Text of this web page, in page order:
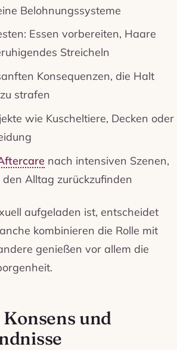
Belohnungssysteme
Essen vorbereiten, Haare
Streicheln
Konsequenzen, die Halt
strafen
wie Kuscheltiere, Decken oder
nach intensiven Szenen,
Alltag zurückzufinden
aufgeladen ist, entscheidet
kombinieren die Rolle mit
genießen vor allem die
und